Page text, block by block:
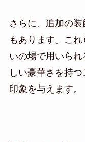
さらに、追加の
もあります。こ
いの場で用いら
しい豪華さを持
印象を与えます。